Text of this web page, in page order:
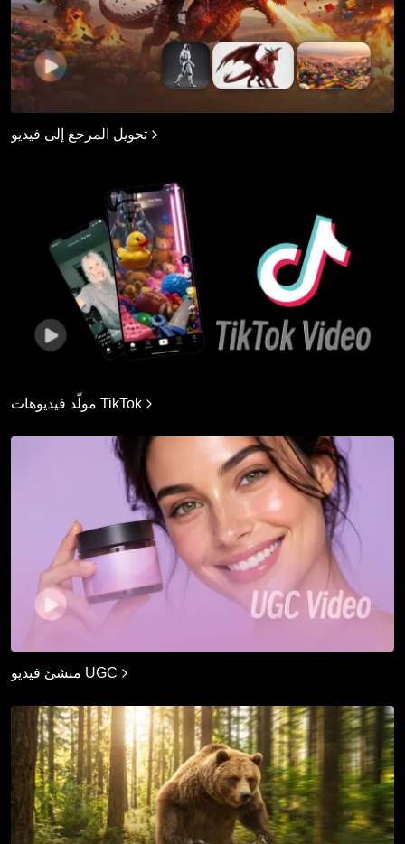
تحويل المرجع إلى فيديو
مولّد فيديوهات TikTok
منشئ فيديو UGC